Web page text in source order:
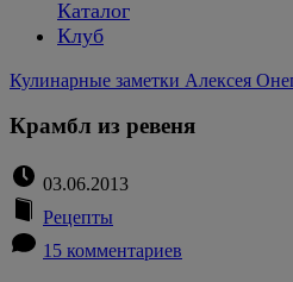
Каталог
Клуб
Кулинарные заметки Алексея
Крамбл из ревеня
03.06.2013
Рецепты
15 комментариев